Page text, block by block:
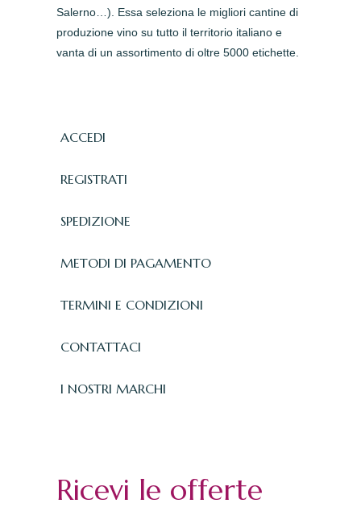
Salerno…). Essa seleziona le migliori cantine di
produzione vino su tutto il territorio italiano e
vanta di un assortimento di oltre 5000 etichette.
ACCEDI
REGISTRATI
SPEDIZIONE
METODI DI PAGAMENTO
TERMINI E CONDIZIONI
CONTATTACI
I NOSTRI MARCHI
Ricevi le offerte